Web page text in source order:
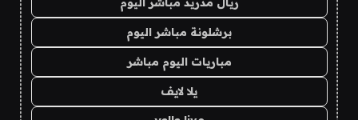
برشلونة مباشر اليوم
مباريات اليوم مباشر
يلا لايف